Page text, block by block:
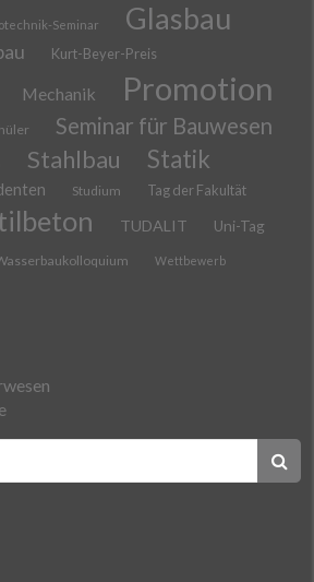
Seminar Glasbau
Kurt-Beyer-Preis
Mechanik Promotion
Seminar für Bauwesen
Stahlbau Statik
Studium Tag der Fakultät
TUDALIT Uni-Tag
Wettbewerb